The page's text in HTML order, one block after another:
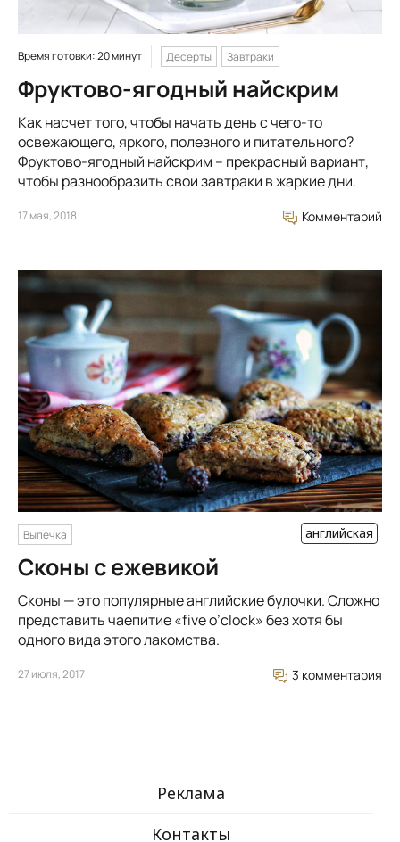
Время готовки: 20 минут Десерты Завтраки
Фруктово-ягодный найскрим
Как насчет того, чтобы начать день с чего-то
освежающего, яркого, полезного и питательного?
Фруктово-ягодный найскрим – прекрасный вариант,
чтобы разнообразить свои завтраки в жаркие дни.
17 мая, 2018 Комментарий
Выпечка английская
Сконы с ежевикой
Сконы — это популярные английские булочки. Сложно
представить чаепитие «five o’сlock» без хотя бы
одного вида этого лакомства.
27 июля, 2017 3 комментария
Реклама
Контакты